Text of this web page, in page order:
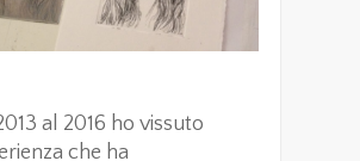
al 2016 ho vissuto
che ha